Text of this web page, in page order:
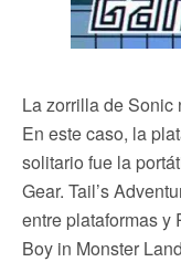
La zorrilla de Sonic
En este caso, la
solitario fue la
Gear. Tail’s
entre plataformas y
Boy in Monster